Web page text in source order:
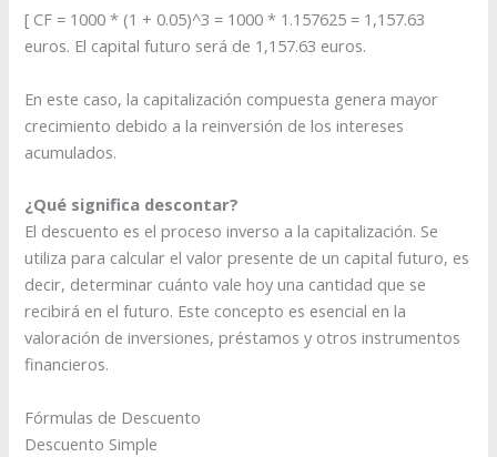
[ CF = 1000 * (1 + 0.05)^3 = 1000 * 1.157625 = 1,157.63
euros. El capital futuro será de 1,157.63 euros.
En este caso, la capitalización compuesta genera mayor
crecimiento debido a la reinversión de los intereses
acumulados.
¿Qué significa descontar?
El descuento es el proceso inverso a la capitalización. Se
utiliza para calcular el valor presente de un capital futuro, es
decir, determinar cuánto vale hoy una cantidad que se
recibirá en el futuro. Este concepto es esencial en la
valoración de inversiones, préstamos y otros instrumentos
financieros.
Fórmulas de Descuento
Descuento Simple